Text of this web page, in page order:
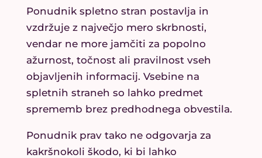
Ponudnik spletno stran postavlja in
vzdržuje z največjo mero skrbnosti,
vendar ne more jamčiti za popolno
ažurnost, točnost ali pravilnost vseh
objavljenih informacij. Vsebine na
spletnih straneh so lahko predmet
sprememb brez predhodnega obvestila.
Ponudnik prav tako ne odgovarja za
kakršnokoli škodo, ki bi lahko